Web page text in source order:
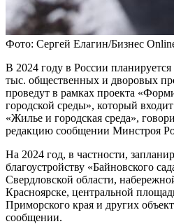
Фото: Сергей Елагин/Бизнес
В 2024 году в России планируется
тыс. общественных и дворовых
проведут в рамках проекта
городской среды», который
«Жилье и городская среда»,
редакцию сообщении Минстроя
На 2024 год, в частности,
благоустройству «Байновского
Свердловской области,
Красноярске, центральной
Приморского края и других
сообщении.